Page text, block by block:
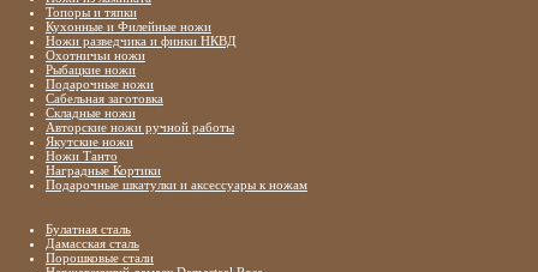
Топоры и тяпки
Кухонные и Филейные ножи
Ножи разведчика и финки НКВД
Охотничьи ножи
Рыбацкие ножи
Подарочные ножи
Сабельная заготовка
Складные ножи
Авторские ножи ручной работы
Якутские ножи
Ножи Танто
Наградные Кортики
Подарочные шкатулки и аксессуары к ножам
Булатная сталь
Дамасская сталь
Порошковые стали